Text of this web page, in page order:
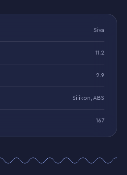
Siva
11.2
2.9
Silikon, ABS
167